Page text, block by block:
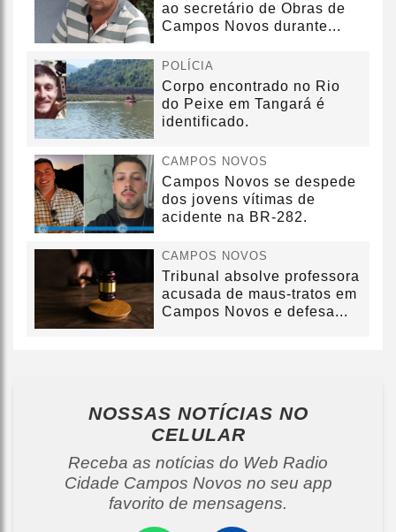
ao secretário de Obras de
Campos Novos durante...
POLÍCIA
Corpo encontrado no Rio
do Peixe em Tangará é
identificado.
CAMPOS NOVOS
Campos Novos se despede
dos jovens vítimas de
acidente na BR-282.
CAMPOS NOVOS
Tribunal absolve professora
acusada de maus-tratos em
Campos Novos e defesa...
NOSSAS NOTÍCIAS NO
CELULAR
Receba as notícias do Web Radio
Cidade Campos Novos no seu app
favorito de mensagens.